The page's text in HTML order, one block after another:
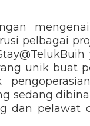
pelbagai
unik buat
sedang
dan pelawat